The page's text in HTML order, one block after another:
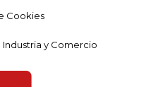
Cookies
y Comercio